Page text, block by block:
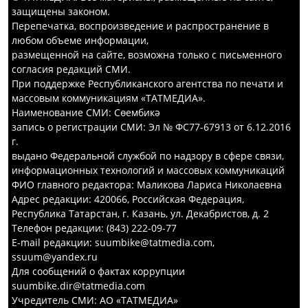
защищены законом.
Перепечатка, воспроизведение и распространение в
любом объеме информации,
размещенной на сайте, возможна только с письменного
согласия редакций СМИ.
При поддержке Республиканского агентства по печати и
массовым коммуникациям «ТАТМЕДИА».
Наименование СМИ: Сөембикә
запись о регистрации СМИ: Эл № ФС77-67913 от 6.12.2016
г.
выдано Федеральной службой по надзору в сфере связи,
информационных технологий и массовых коммуникаций
ФИО главного редактора: Маликова Лариса Николаевна
Адрес редакции: 420066, Российская Федерация,
Республика Татарстан, г. Казань, ул. Декабристов, д. 2
Телефон редакции: (843) 222-09-77
E-mail редакции: suumbike@tatmedia.com,
ssuum@yandex.ru
Для сообщений о фактах коррупции
suumbike.dir@tatmedia.com
Учредитель СМИ: АО «ТАТМЕДИА»